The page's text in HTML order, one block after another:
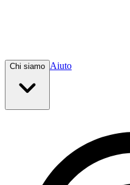
Chi siamo Aiuto